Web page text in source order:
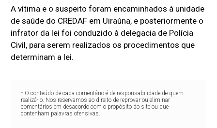
A vítima e o suspeito foram encaminhados à unidade
de saúde do CREDAF em Uiraúna, e posteriormente o
infrator da lei foi conduzido à delegacia de Polícia
Civil, para serem realizados os procedimentos que
determinam a lei.
* O conteúdo de cada comentário é de responsabilidade de quem
realizá-lo. Nos reservamos ao direito de reprovar ou eliminar
comentários em desacordo com o propósito do site ou que
contenham palavras ofensivas.